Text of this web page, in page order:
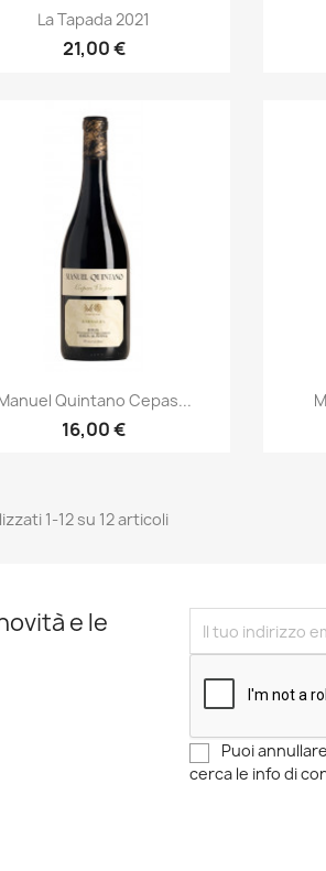
Anteprima
La Tapada 2021
21,00 €
Anteprima
Quintano Cepas...
16,00 €
1-12 su 12 articoli
e le
Puoi
cerca le info di